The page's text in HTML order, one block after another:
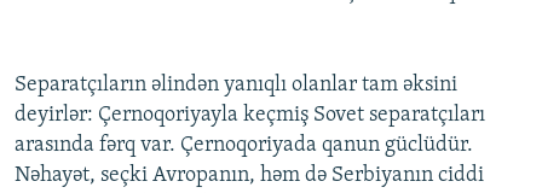
Separatçıların əlindən yanıqlı olanlar tam əksini
deyirlər: Çernoqoriyayla keçmiş Sovet separatçıları
arasında fərq var. Çernoqoriyada qanun güclüdür.
Nəhayət, seçki Avropanın, həm də Serbiyanın ciddi